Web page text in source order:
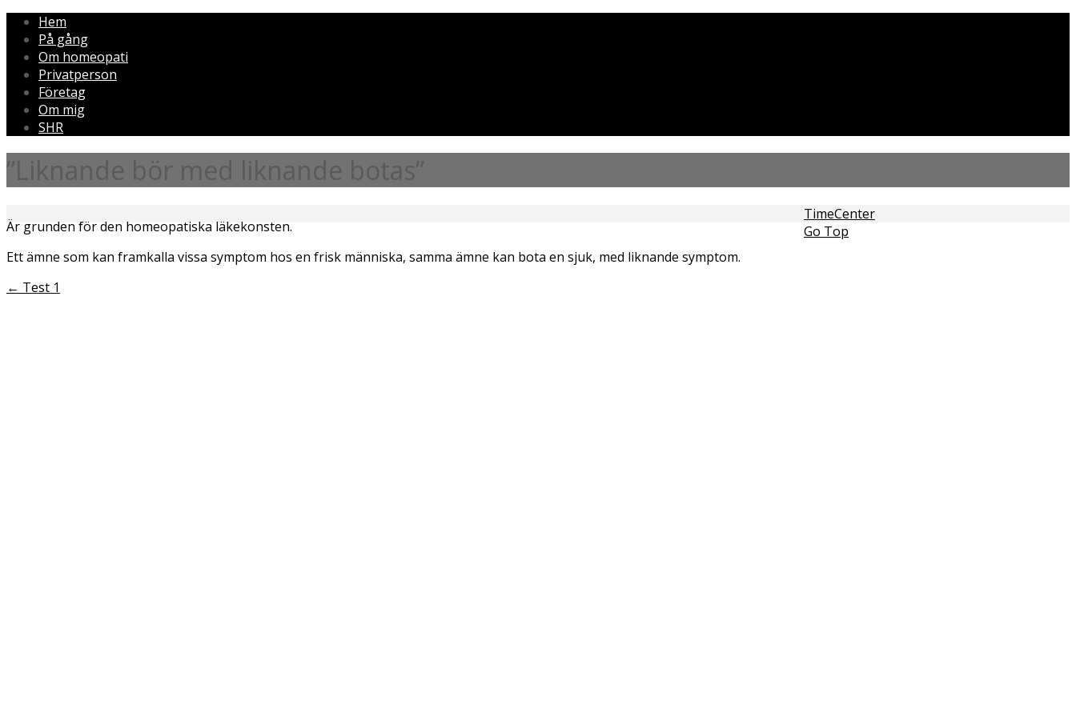
Hem
På gång
Om homeopati
Privatperson
Företag
Om mig
SHR
”Liknande bör med liknande botas”
Är grunden för den homeopatiska läkekonsten.
Ett ämne som kan framkalla vissa symptom hos en frisk människa, samma ämne kan bota en sjuk, med liknande symptom.
← Test 1
TimeCenter
Go Top